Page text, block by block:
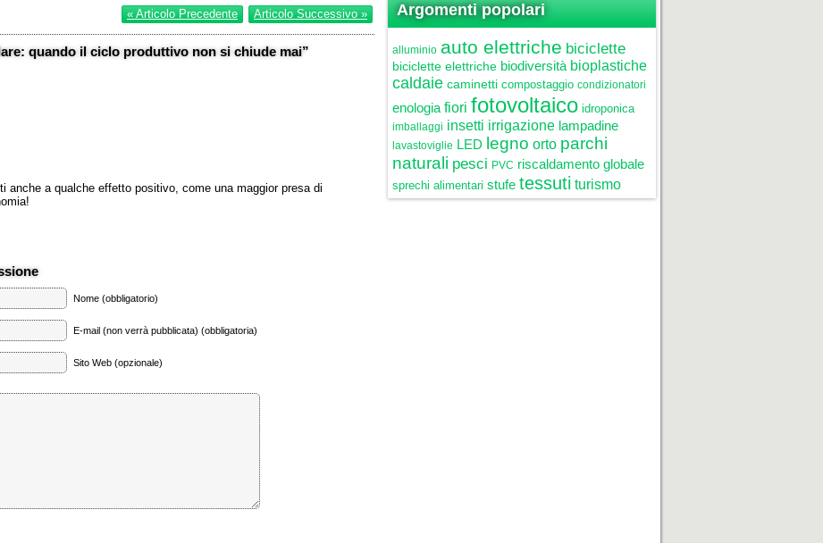
« Articolo Precedente Articolo Successivo »
quando il ciclo produttivo non si chiude mai”
anche a qualche effetto positivo, come una maggior presa di
Nome (obbligatorio)
E-mail (non verrà pubblicata) (obbligatoria)
Sito Web (opzionale)
Argomenti popolari
alluminio auto elettriche biciclette
biciclette elettriche biodiversità bioplastiche
caldaie caminetti compostaggio condizionatori
enologia fiori fotovoltaico idroponica
imballaggi insetti irrigazione lampadine
lavastoviglie LED legno orto parchi
naturali pesci PVC riscaldamento globale
sprechi alimentari stufe tessuti turismo